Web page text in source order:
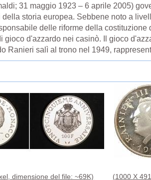
31 maggio 1923 – 6 aprile 2005)
storia europea. Sebbene noto a
delle riforme della
d'azzardo nei casinò. Il gioco
Ranieri salì al trono nel 1949,
dimensione del file: ~69K)
(1000 X